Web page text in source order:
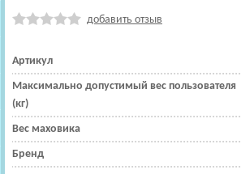
добавить отзыв
Артикул
Максимально допустимый вес пользователя
(кг)
Вес маховика
Бренд